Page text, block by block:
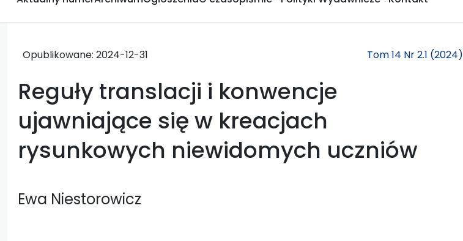
Opublikowane: 2024-12-31 Tom 14 Nr 2.1 (2024)
Reguły translacji i konwencje
ujawniające się w kreacjach
rysunkowych niewidomych uczniów
Ewa Niestorowicz